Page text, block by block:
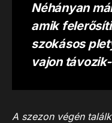
Néhányan
amik
szokásos
vajon
A szezon végén